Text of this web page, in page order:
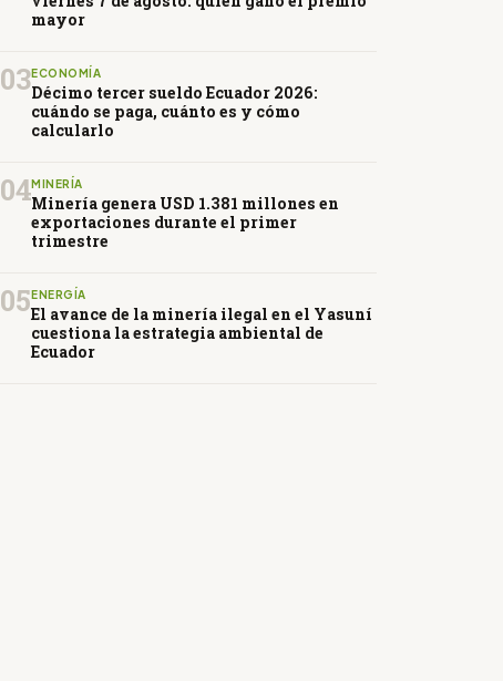
mayor
03ECONOMÍA
Décimo tercer sueldo Ecuador 2026:
cuándo se paga, cuánto es y cómo
calcularlo
04MINERÍA
Minería genera USD 1.381 millones en
exportaciones durante el primer
trimestre
05 ENERGÍA
El avance de la minería ilegal en el Yasuní
cuestiona la estrategia ambiental de
Ecuador